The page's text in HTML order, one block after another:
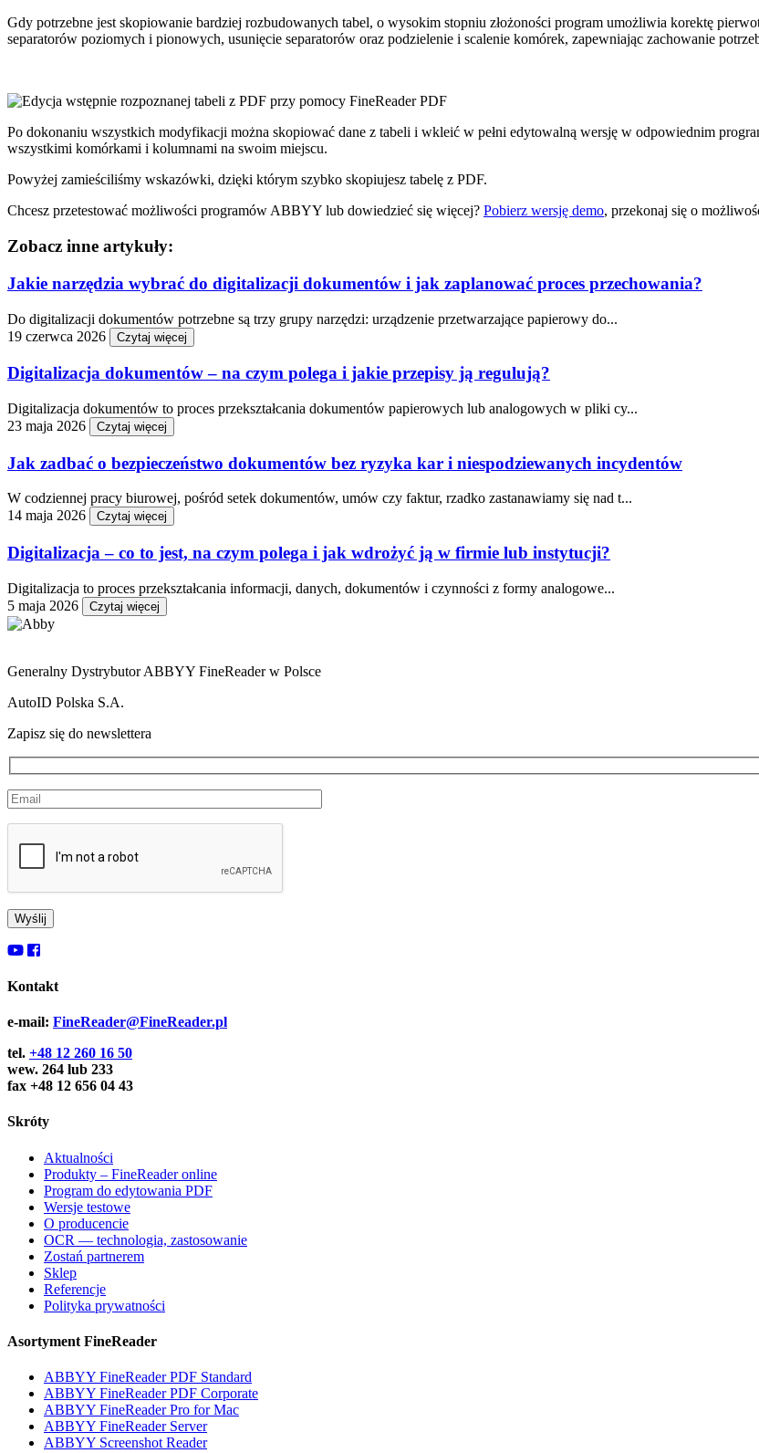
Gdy potrzebne jest skopiowanie bardziej rozbudowanych tabel, o wysokim stopniu złożoności program umożliwia korektę
separatorów poziomych i pionowych, usunięcie separatorów oraz podzielenie i scalenie komórek, zapewniając zachowanie
Po dokonaniu wszystkich modyfikacji można skopiować dane z tabeli i wkleić w pełni edytowalną wersję w odpowiednim
wszystkimi komórkami i kolumnami na swoim miejscu.
Powyżej zamieściliśmy wskazówki, dzięki którym szybko skopiujesz tabelę z PDF.
Chcesz przetestować możliwości programów ABBYY lub dowiedzieć się więcej? Pobierz wersję demo, przekonaj się o
Zobacz inne artykuły:
Jakie narzędzia wybrać do digitalizacji dokumentów i jak zaplanować proces przechowania?
Do digitalizacji dokumentów potrzebne są trzy grupy narzędzi: urządzenie przetwarzające papierowy do...
19 czerwca 2026
Czytaj więcej
Digitalizacja dokumentów – na czym polega i jakie przepisy ją regulują?
Digitalizacja dokumentów to proces przekształcania dokumentów papierowych lub analogowych w pliki cy...
23 maja 2026
Czytaj więcej
Jak zadbać o bezpieczeństwo dokumentów bez ryzyka kar i niespodziewanych incydentów
W codziennej pracy biurowej, pośród setek dokumentów, umów czy faktur, rzadko zastanawiamy się nad t...
14 maja 2026
Czytaj więcej
Digitalizacja – co to jest, na czym polega i jak wdrożyć ją w firmie lub instytucji?
Digitalizacja to proces przekształcania informacji, danych, dokumentów i czynności z formy analogowe...
5 maja 2026
Czytaj więcej
Generalny Dystrybutor ABBYY FineReader w Polsce
AutoID Polska S.A.
Zapisz się do newslettera
Kontakt
e-mail: FineReader@FineReader.pl
tel. +48 12 260 16 50
wew. 264 lub 233
fax +48 12 656 04 43
Skróty
Aktualności
Produkty – FineReader online
Program do edytowania PDF
Wersje testowe
O producencie
OCR — technologia, zastosowanie
Zostań partnerem
Sklep
Referencje
Polityka prywatności
Asortyment FineReader
ABBYY FineReader PDF Standard
ABBYY FineReader PDF Corporate
ABBYY FineReader Pro for Mac
ABBYY FineReader Server
ABBYY Screenshot Reader